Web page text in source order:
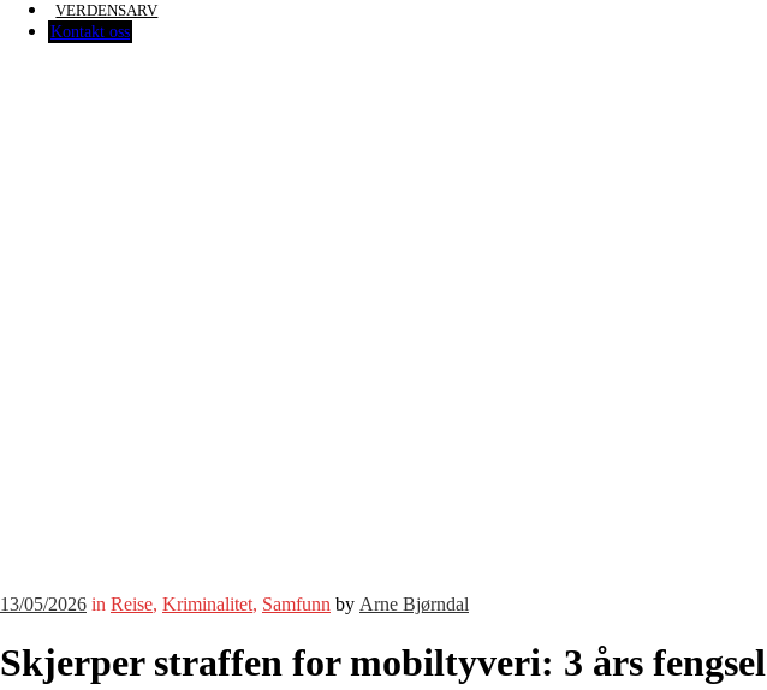
VERDENSARV
Kontakt oss
13/05/2026 in Reise, Kriminalitet, Samfunn by Arne Bjørndal
Skjerper straffen for mobiltyveri: 3 års fengsel